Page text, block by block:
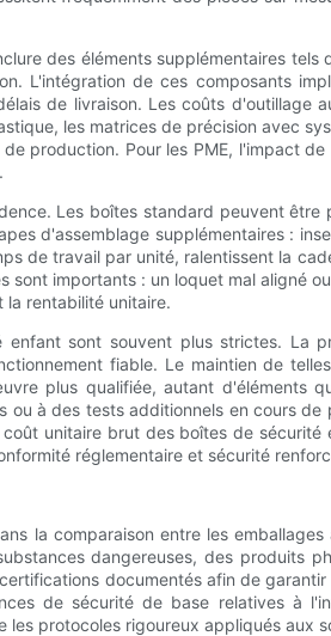
des éléments supplémentaires
L'intégration de ces composants
de livraison. Les coûts
les matrices de précision avec
production. Pour les PME, l'impact
Les boîtes standard peuvent être
d'assemblage supplémentaires :
de travail par unité, ralentissent la
importants : un loquet mal aligné
rentabilité unitaire.
sont souvent plus strictes. La
fiable. Le maintien de
plus qualifiée, autant d'éléments
à des tests additionnels en cours
unitaire brut des boîtes de
réglementaire et sécurité
la comparaison entre les
dangereuses, des produits
documentés afin de
de sécurité de base relatives à
protocoles rigoureux appliqués aux